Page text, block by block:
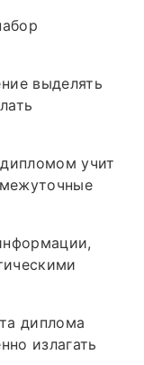
выделять
учит
диплома
излагать